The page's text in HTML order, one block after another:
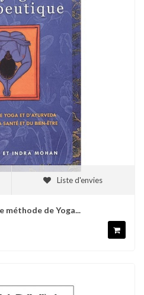
Liste d'envies
méthode de Yoga...